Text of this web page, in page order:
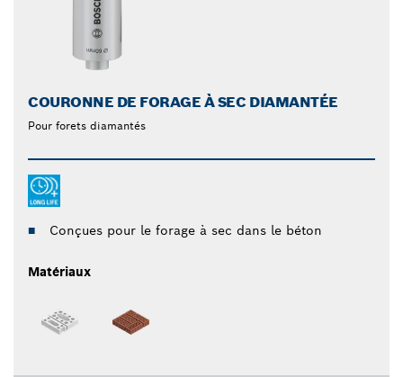
COURONNE DE FORAGE À SEC DIAMANTÉE
Pour forets diamantés
Conçues pour le forage à sec dans le béton
Matériaux